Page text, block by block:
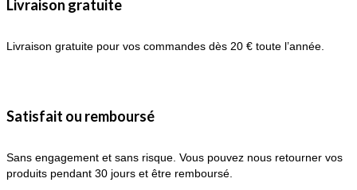
Livraison gratuite
Livraison gratuite pour vos commandes dès 20 € toute l’année.
Satisfait ou remboursé
Sans engagement et sans risque. Vous pouvez nous retourner vos
produits pendant 30 jours et être remboursé.